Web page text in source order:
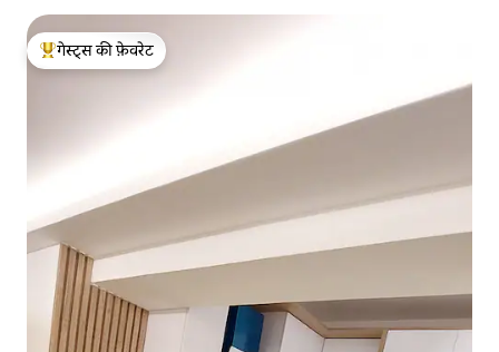
गेस्ट्स का टॉप फ़ेवरेट
गेस्ट्स की फ़ेवरेट